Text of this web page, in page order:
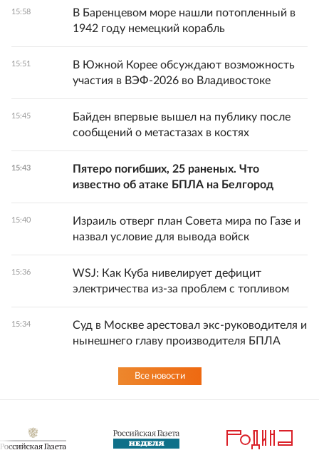
15:58
В Баренцевом море нашли потопленный в
1942 году немецкий корабль
15:51
В Южной Корее обсуждают возможность
участия в ВЭФ-2026 во Владивостоке
15:45
Байден впервые вышел на публику после
сообщений о метастазах в костях
15:43
Пятеро погибших, 25 раненых. Что
известно об атаке БПЛА на Белгород
15:40
Израиль отверг план Совета мира по Газе и
назвал условие для вывода войск
15:36
WSJ: Как Куба нивелирует дефицит
электричества из-за проблем с топливом
15:34
Суд в Москве арестовал экс-руководителя и
нынешнего главу производителя БПЛА
Все новости